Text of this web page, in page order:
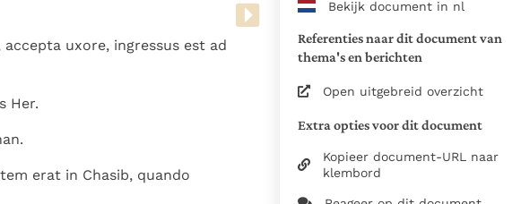
"naar het
www.vatican.va/archive/bible/
vulgata_vetus-
www.vatican.va/archive/bible/
aansluiting gezocht bij de
om de teksten van de
naast elkaar te kunnen
Bekijk document in nl
Referenties naar dit document van
thema's en berichten
Open uitgebreid overzicht
Extra opties voor dit document
Kopieer document-URL naar
klembord
uxore, ingressus est ad
Her.
erat in Chasib, quando